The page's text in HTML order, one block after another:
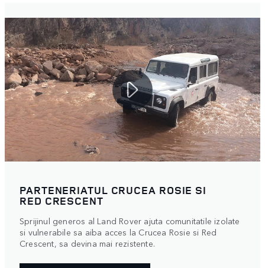
PARTENERIATUL CRUCEA ROSIE SI
RED CRESCENT
Sprijinul generos al Land Rover ajuta comunitatile izolate
si vulnerabile sa aiba acces la Crucea Rosie si Red
Crescent, sa devina mai rezistente.